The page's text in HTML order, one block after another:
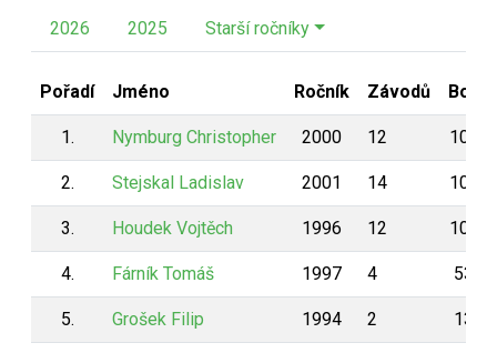
2026 2025 Starší ročníky
Pořadí Jméno Ročník Závodů Body
1. Nymburg Christopher 2000 12 1071
2. Stejskal Ladislav 2001 14 1052
3. Houdek Vojtěch 1996 12 1020
4. Fárník Tomáš 1997 4 532
5. Grošek Filip 1994 2 131